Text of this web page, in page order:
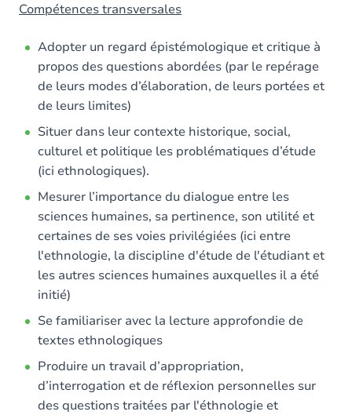
Compétences transversales
Adopter un regard épistémologique et critique à
propos des questions abordées (par le repérage
de leurs modes d’élaboration, de leurs portées et
de leurs limites)
Situer dans leur contexte historique, social,
culturel et politique les problématiques d’étude
(ici ethnologiques).
Mesurer l’importance du dialogue entre les
sciences humaines, sa pertinence, son utilité et
certaines de ses voies privilégiées (ici entre
l'ethnologie, la discipline d'étude de l'étudiant et
les autres sciences humaines auxquelles il a été
initié)
Se familiariser avec la lecture approfondie de
textes ethnologiques
Produire un travail d’appropriation,
d’interrogation et de réflexion personnelles sur
des questions traitées par l'éthnologie et